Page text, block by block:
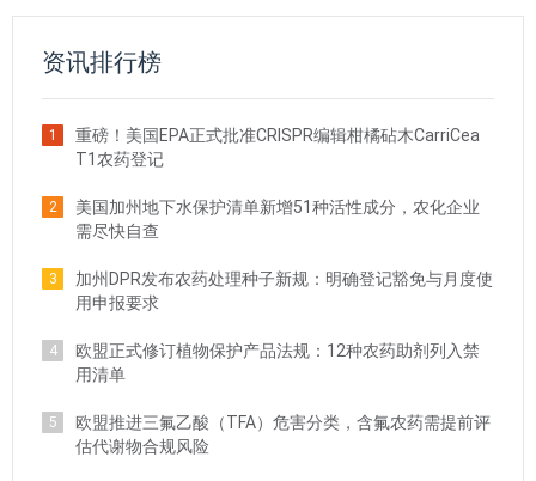
资讯排行榜
1
重磅！美国EPA正式批准CRISPR编辑柑橘砧木CarriCea
T1农药登记
2
美国加州地下水保护清单新增51种活性成分，农化企业
需尽快自查
3
加州DPR发布农药处理种子新规：明确登记豁免与月度使
用申报要求
4
欧盟正式修订植物保护产品法规：12种农药助剂列入禁
用清单
5
欧盟推进三氟乙酸（TFA）危害分类，含氟农药需提前评
估代谢物合规风险